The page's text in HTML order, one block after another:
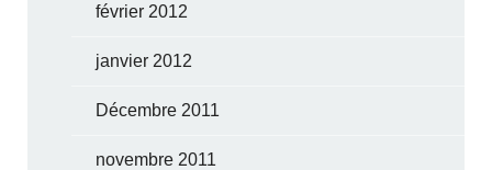
février 2012
janvier 2012
Décembre 2011
novembre 2011